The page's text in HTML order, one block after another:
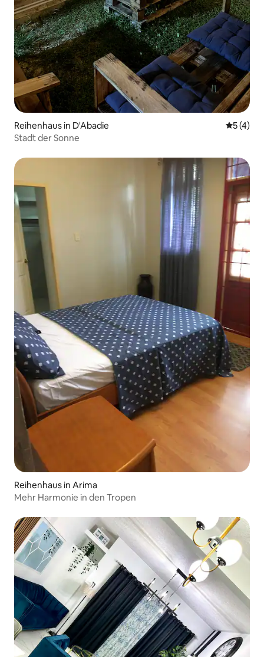
Reihenhaus in D'Abadie
5 (4)
Stadt der Sonne
Reihenhaus in Arima
Mehr Harmonie in den Tropen